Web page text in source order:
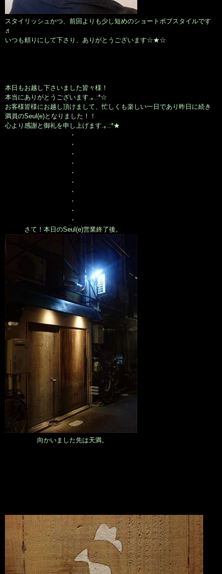
スタイリッシュかつ、前回よりも少し短めのショートボブスタイルです
♬
いつも頼りにして下さり、ありがとうございます☆★☆
本日もお越し下さいました皆々様！
本当にありがとうございます.｡.:*☆
お客様皆様にお越し頂けまして、忙しくも楽しい一日であり昨日に続き
満員のSeul(e)となりました！！
心より感謝と御礼を申し上げます.｡.:*★
・
・
・
・
・
・
・
・
・
・
さて！本日のSeul(e)営業終了後。
向かいました先は天満。